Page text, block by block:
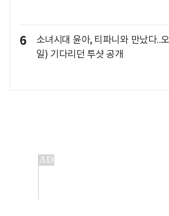
6
소녀시대 윤아, 티파니와 만났다..
일) 기다리던 투샷 공개